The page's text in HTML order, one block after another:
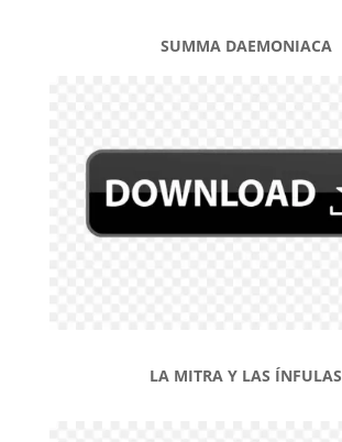
SUMMA DAEMONIACA
LA MITRA Y LAS ÍNFULAS